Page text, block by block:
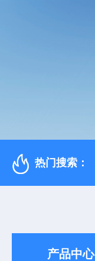
热门搜索：
产品中心